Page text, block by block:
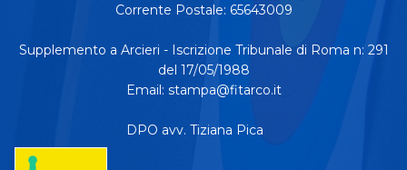
Corrente Postale: 65643009
Supplemento a Arcieri - Iscrizione Tribunale di Roma n: 291
del 17/05/1988
Email: stampa@fitarco.it
DPO avv. Tiziana Pica